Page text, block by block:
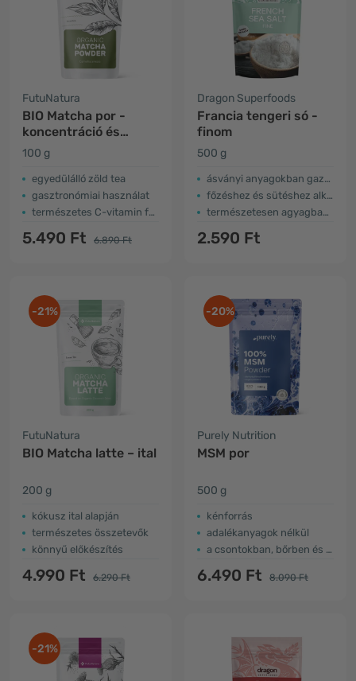
FutuNatura
BIO Matcha por -
koncentráció és
nyugalom
100 g
egyedülálló zöld tea
gasztronómiai használat
természetes C-vitamin forrás
5.490 Ft 6.890 Ft
Dragon Superfoods
Francia tengeri só -
finom
500 g
ásványi anyagokban gazdag
főzéshez és sütéshez alkalmas
természetesen agyagban szárított
2.590 Ft
-21%
FutuNatura
BIO Matcha latte – ital
200 g
kókusz ital alapján
természetes összetevők
könnyű előkészítés
4.990 Ft 6.290 Ft
-20%
Purely Nutrition
MSM por
500 g
kénforrás
adalékanyagok nélkül
a csontokban, bőrben és izmokban
6.490 Ft 8.090 Ft
-21%